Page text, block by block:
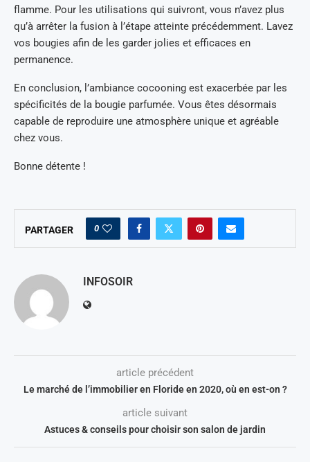
flamme. Pour les utilisations qui suivront, vous n’avez plus
qu’à arrêter la fusion à l’étape atteinte précédemment. Lavez
vos bougies afin de les garder jolies et efficaces en
permanence.
En conclusion, l’ambiance cocooning est exacerbée par les
spécificités de la bougie parfumée. Vous êtes désormais
capable de reproduire une atmosphère unique et agréable
chez vous.
Bonne détente !
PARTAGER 0
INFOSOIR
article précédent
Le marché de l’immobilier en Floride en 2020, où en est-on ?
article suivant
Astuces & conseils pour choisir son salon de jardin